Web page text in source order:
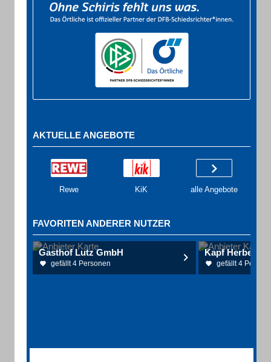
AKTUELLE ANGEBOTE
Rewe KiK alle Angebote
FAVORITEN ANDERER NUTZER
Gasthof Lutz GmbH
gefällt 4 Personen
Kapf Herbert
gefällt 4